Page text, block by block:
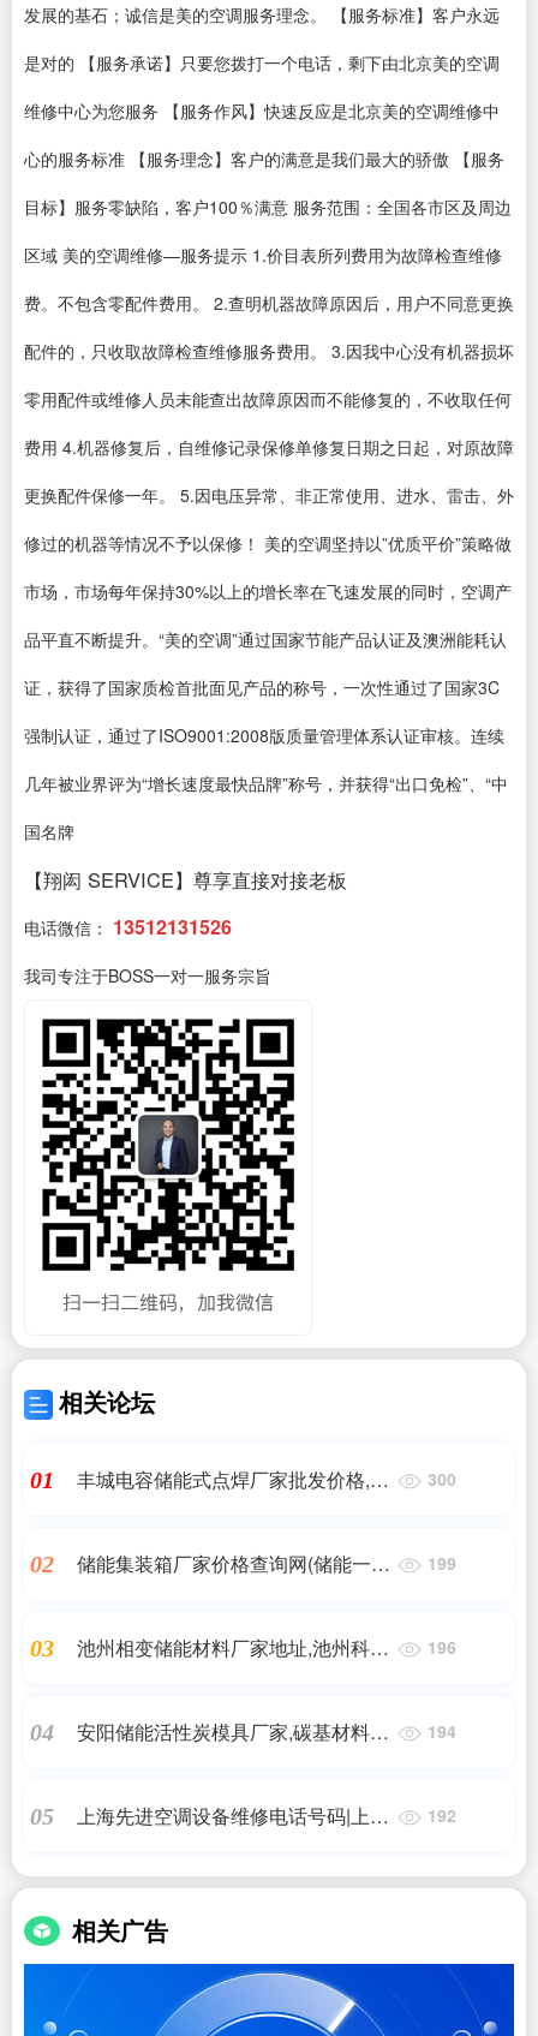
发展的基石；诚信是美的空调服务理念。 【服务标准】客户永远
是对的 【服务承诺】只要您拨打一个电话，剩下由北京美的空调
维修中心为您服务 【服务作风】快速反应是北京美的空调维修中
心的服务标准 【服务理念】客户的满意是我们最大的骄傲 【服务
目标】服务零缺陷，客户100％满意 服务范围：全国各市区及周边
区域 美的空调维修—服务提示 1.价目表所列费用为故障检查维修
费。不包含零配件费用。 2.查明机器故障原因后，用户不同意更换
配件的，只收取故障检查维修服务费用。 3.因我中心没有机器损坏
零用配件或维修人员未能查出故障原因而不能修复的，不收取任何
费用 4.机器修复后，自维修记录保修单修复日期之日起，对原故障
更换配件保修一年。 5.因电压异常、非正常使用、进水、雷击、外
修过的机器等情况不予以保修！ 美的空调坚持以”优质平价”策略做
市场，市场每年保持30%以上的增长率在飞速发展的同时，空调产
品平直不断提升。“美的空调”通过国家节能产品认证及澳洲能耗认
证，获得了国家质检首批面见产品的称号，一次性通过了国家3C
强制认证，通过了ISO9001:2008版质量管理体系认证审核。连续
几年被业界评为“增长速度最快品牌”称号，并获得“出口免检”、“中
国名牌
【翔闳 SERVICE】尊享直接对接老板
电话微信： 13512131526
我司专注于BOSS一对一服务宗旨
相关论坛
01
丰城电容储能式点焊厂家批发价格,电
300
02
储能集装箱厂家价格查询网(储能一体
199
03
池州相变储能材料厂家地址,池州科成
196
04
安阳储能活性炭模具厂家,碳基材料在
194
05
上海先进空调设备维修电话号码|上海
192
相关广告